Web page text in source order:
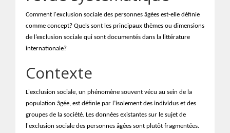
Comment l'exclusion sociale des personnes âgées est-elle définie
comme concept? Quels sont les principaux thèmes ou dimensions
de l’exclusion sociale qui sont documentés dans la littérature
internationale?
Contexte
L'exclusion sociale, un phénomène souvent vécu au sein de la
population âgée, est définie par l’isolement des individus et des
groupes de la société. Les données existantes sur le sujet de
l'exclusion sociale des personnes âgées sont plutôt fragmentées.